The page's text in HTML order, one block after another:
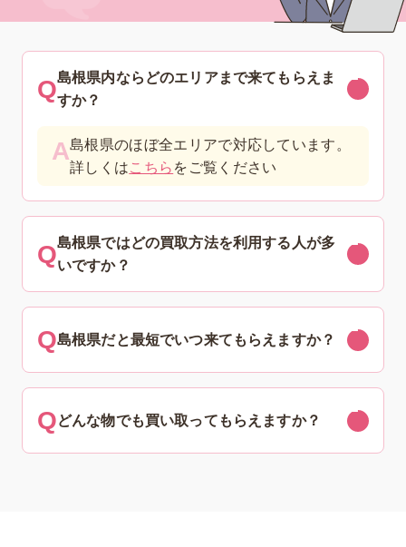
島根県内ならどのエリアまで来てもらえま
すか？
島根県のほぼ全エリアで対応しています。
詳しくはこちら をご覧ください
島根県ではどの買取方法を利用する人が多
いですか？
島根県だと最短でいつ来てもらえますか？
どんな物でも買い取ってもらえますか？